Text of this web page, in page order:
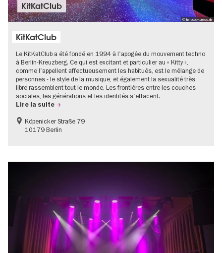
© hardcopy.press.de
KitKatClub
KitKatClub
Le KitKatClub a été fondé en 1994 à l'apogée du mouvement techno
à Berlin-Kreuzberg. Ce qui est excitant et particulier au « Kitty »,
comme l'appellent affectueusement les habitués, est le mélange de
personnes - le style de la musique, et également la sexualité très
libre rassemblent tout le monde. Les frontières entre les couches
sociales, les générations et les identités s'effacent.
Lire la suite
Köpenicker Straße 79
10179 Berlin